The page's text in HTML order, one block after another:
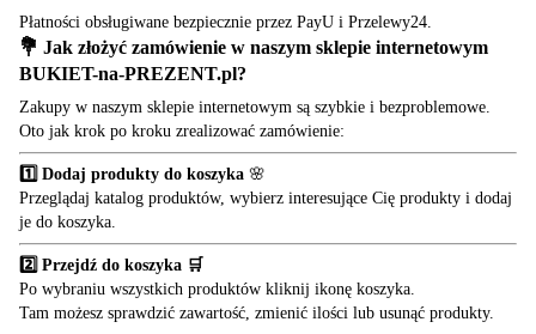
Płatności obsługiwane bezpiecznie przez PayU i Przelewy24.
💐 Jak złożyć zamówienie w naszym sklepie internetowym
BUKIET-na-PREZENT.pl?
Zakupy w naszym sklepie internetowym są szybkie i bezproblemowe.
Oto jak krok po kroku zrealizować zamówienie:
1️⃣ Dodaj produkty do koszyka 🌸
Przeglądaj katalog produktów, wybierz interesujące Cię produkty i dodaj
je do koszyka.
2️⃣ Przejdź do koszyka 🛒
Po wybraniu wszystkich produktów kliknij ikonę koszyka.
Tam możesz sprawdzić zawartość, zmienić ilości lub usunąć produkty.